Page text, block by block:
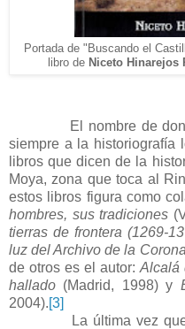
Portada de"Buscando el
libro de Niceto Hinarejos
El nombre de
siempre a la historiografía
libros que dicen de la
Moya, zona que toca al
estos libros figura como
hombres, sus tradiciones
tierras de frontera (1269-
luz del Archivo de la
de otros es el autor: Alcalá
hallado (Madrid, 1998) y
2004).[3]
La última vez